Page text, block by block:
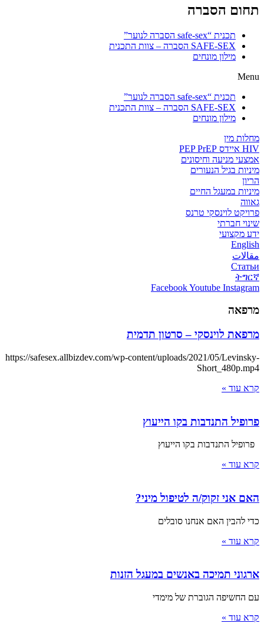
תחום הסברה
תכנית “safe-sex הסברה לנוער”
SAFE-SEX הסברה – צוות התכנית
מילון מונחים
Menu
תכנית “safe-sex הסברה לנוער”
SAFE-SEX הסברה – צוות התכנית
מילון מונחים
מחלות מין
HIV איידס PEP PrEP
אמצעי מניעה וחיסונים
מיניות בגיל הנעורים
הריון
מיניות במעגל החיים
גאווה
פרויקט לוינסקי טרנס
שינוי חברתי
ידע מקצועי
English
مقالات
Статьи
ትግርኛ
FacebookYoutube Instagram
מרפאה
מרפאת לוינסקי – סרטון תדמית
https://safesex.allbizdev.com/wp-content/uploads/2021/05/Levinsky-
Short_480p.mp4
קרא עוד »
פרופיל התנדבות בקו הייעוץ
פרופיל התנדבות בקו הייעוץ
קרא עוד »
האם אני זקוק/ה לטיפול מיני?
כדי להבין האם אנחנו סובלים
קרא עוד »
ארגוני תמיכה באנשים במעגל הזנות
עם החשיפה הגוברת של מימדי
קרא עוד »